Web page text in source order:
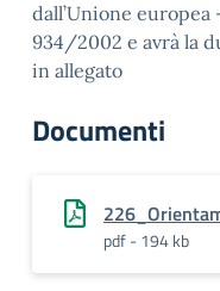
dall’Unione europea
934/2002 e avrà la
in allegato
Documenti
pdf - 194 kb